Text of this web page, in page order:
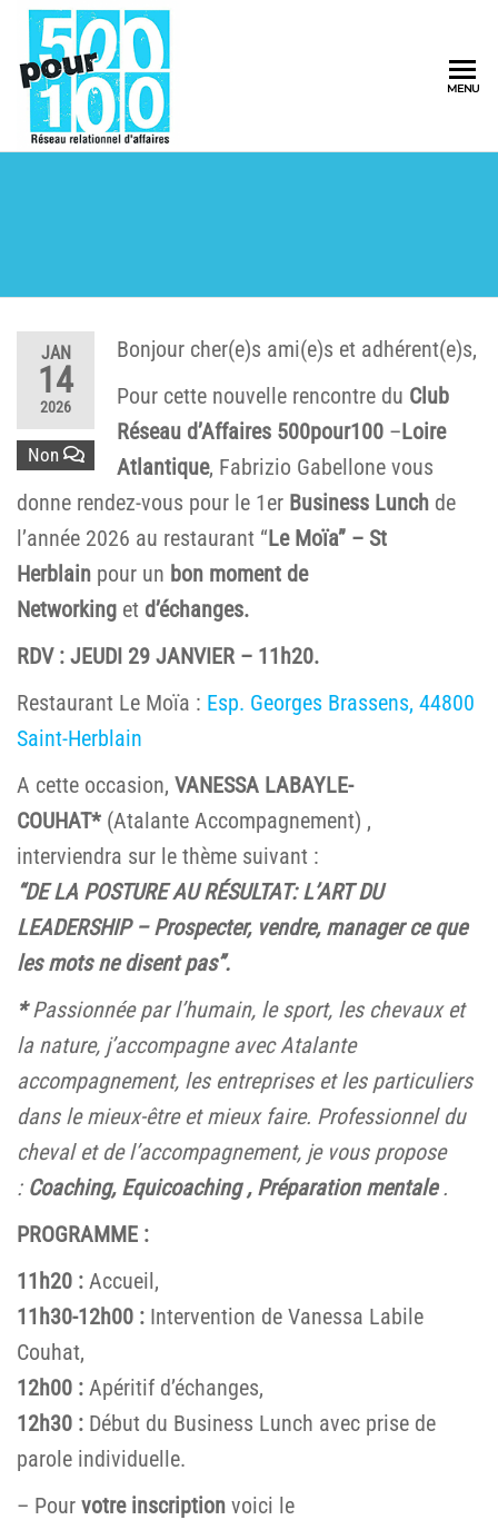
MENU
JAN
14
2026
Non
Bonjour cher(e)s ami(e)s et adhérent(e)s,
Pour cette nouvelle rencontre du Club
Réseau d’Affaires 500pour100 –Loire
Atlantique, Fabrizio Gabellone vous
donne rendez-vous pour le 1er Business Lunch de
l’année 2026 au restaurant “Le Moïa” – St
Herblain pour un bon moment de
Networking et d’échanges.
RDV : JEUDI 29 JANVIER – 11h20.
Restaurant Le Moïa : Esp. Georges Brassens, 44800
Saint-Herblain
A cette occasion, VANESSA LABAYLE-
COUHAT* (Atalante Accompagnement) ,
interviendra sur le thème suivant :
“DE LA POSTURE AU RÉSULTAT: L’ART DU
LEADERSHIP – Prospecter, vendre, manager ce que
les mots ne disent pas”.
*Passionnée par l’humain, le sport, les chevaux et
la nature, j’accompagne avec Atalante
accompagnement, les entreprises et les particuliers
dans le mieux-être et mieux faire. Professionnel du
cheval et de l’accompagnement, je vous propose
: Coaching, Equicoaching , Préparation mentale.
PROGRAMME :
11h20 : Accueil,
11h30-12h00 : Intervention de Vanessa Labile
Couhat,
12h00 : Apéritif d’échanges,
12h30 : Début du Business Lunch avec prise de
parole individuelle.
– Pour votre inscription voici le